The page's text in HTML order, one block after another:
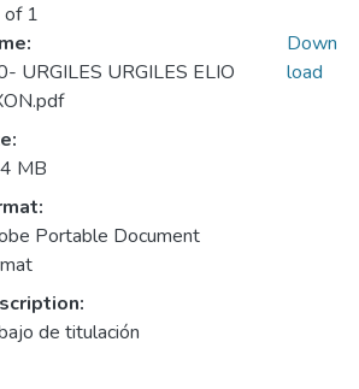
1
URGILES URGILES ELIO
MB
Portable Document
de titulación
Down
load